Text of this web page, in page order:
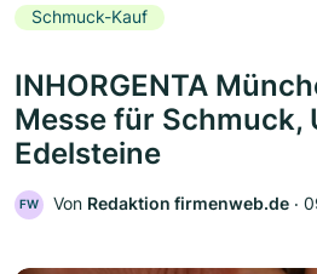
Schmuck-Kauf
INHORGENTA
Messe für Schmuck,
Edelsteine
FW Von Redaktion firmenweb.de ‧